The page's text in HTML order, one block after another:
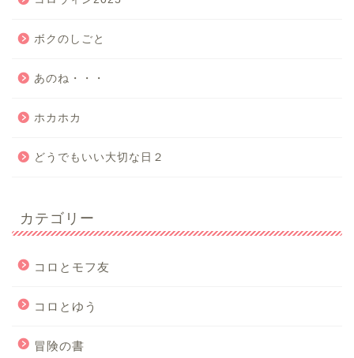
ボクのしごと
あのね・・・
ホカホカ
どうでもいい大切な日２
カテゴリー
コロとモフ友
コロとゆう
冒険の書